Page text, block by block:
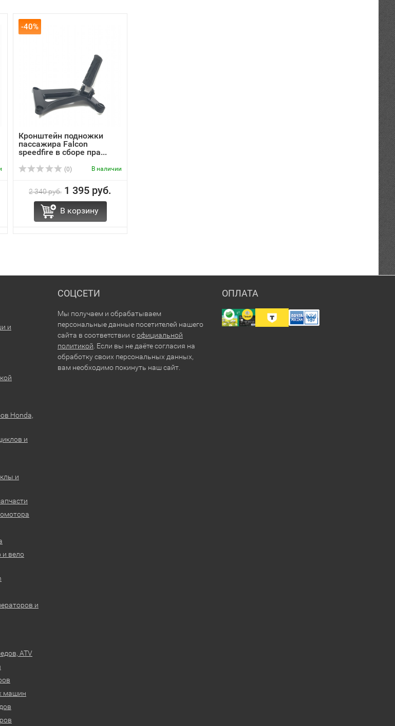
-40%
Кронштейн подножки
пассажира Falcon
speedfire в сборе пра...
(0) В наличии
2 340 руб. 1 395 руб.
В корзину
и
Honda,
и
и
вело
и
ATV
машин
СОЦСЕТИ
Мы получаем и обрабатываем
персональные данные посетителей нашего
сайта в соответствии софициальной
политикой . Если вы не даёте согласия на
обработку своих персональных данных,
вам необходимо покинуть наш сайт.
ОПЛАТА